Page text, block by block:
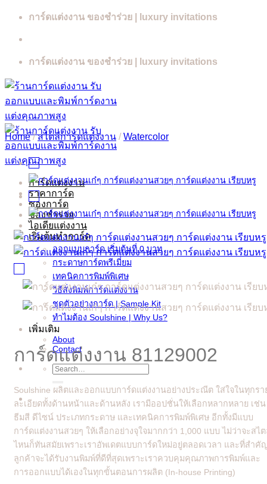
Skip
การ์ดแต่งงาน ของชำร่วย | luxury invitations
การ์ดแต่งงาน ของชำร่วย | luxury invitations
การ์ดแต่งงาน
ราคาการ์ด
ซองการ์ด
ของชำร่วย
ไอเดียแต่งงาน
เริ่มต้นทำการ์ด
ออกแบบการ์ด เริ่มต้นที่ 0 บาท
กระดาษการ์ดพรีเมี่ยม
เทคนิคการพิมพ์พิเศษ
วิธีสั่งพิมพ์การ์ดแต่งงาน
ชุดตัวอย่างการ์ด | Sample Kit
ทำไมต้อง Soulshine | Why Us?
เพิ่มเติม
About
Contact
Search
for:
Home / สไตล์การ์ดแต่งงาน / Watercolor
การ์ดแต่งงาน 81129002
Soulshine ผลิตและออกแบบการ์ดแต่งงานอย่างประณีต ใส่ใจในทุกรา
ละเอียดทั้งด้านหน้าและด้านหลัง เรามีออปชั่นให้เลือกหลากหลาย เช่น
ธีมสี ดีไซน์ ประเภทกระดาษ และเทคนิคการพิมพ์พิเศษ อีกทั้งมีแบบ
การ์ดแต่งงานสวยๆ ให้เลือกอย่างจุใจมากกว่า 1,000 แบบ ไม่ว่าจะสไ
ไหนก็ทันสมัยเพราะเราอัพเดตแบบการ์ดใหม่อยู่ตลอดเวลา และที่สำคั
ลูกค้าจะได้รับงานพิมพ์ที่ดีที่สุดเพราะเราควบคุมคุณภาพการพิมพ์และ
การออกแบบได้เองในทุกขั้นตอนการผลิต (In-house Printing)